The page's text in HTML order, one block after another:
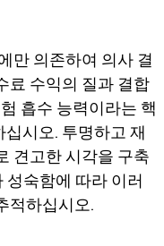
만 의존하여 의사 결
료 수익의 질과 결합
흡수 능력이라는 핵
시오. 투명하고 재
견고한 시각을 구축
숙함에 따라 이러
적하십시오.